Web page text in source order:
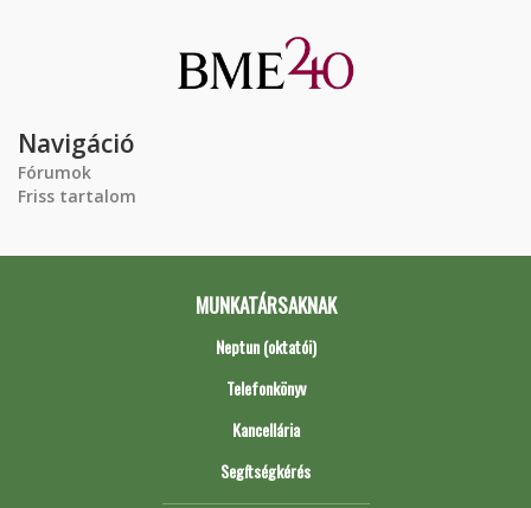
Navigáció
Fórumok
Friss tartalom
MUNKATÁRSAKNAK
Neptun (oktatói)
Telefonkönyv
Kancellária
Segítségkérés